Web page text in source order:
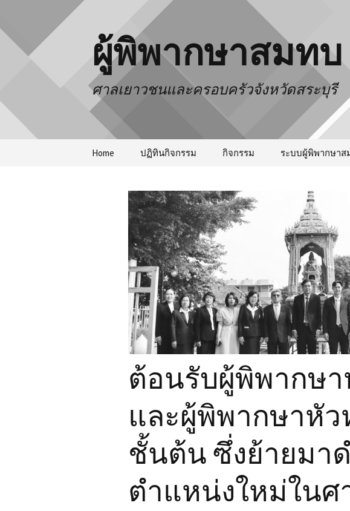
ผู้พิพากษาสมทบ
ศาลเยาวชนและครอบครัวจังหวัดสระบุรี
Home ปฏิทินกิจกรรม กิจกรรม
ธรรมะชำระใจ
ก้อนดินความดี
กระบวนการทางความคิด
เครือข่ายชุมชน
ระบบผู้พิพากษาส
ต้อนรับผู้พิพากษ
และผู้พิพากษาหั
ชั้นต้น ซึ่งย้ายมา
ตำแหน่งใหม่ในศ